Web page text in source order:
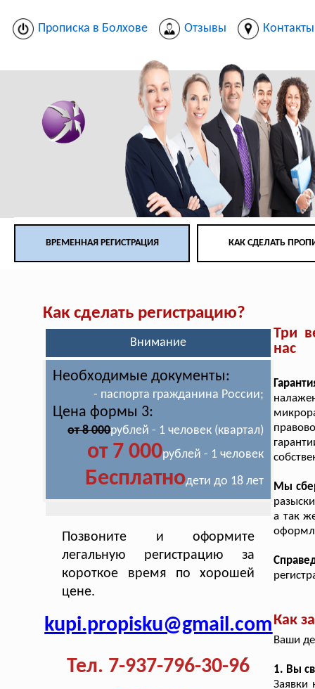
Прописка в Болхове Отзывы Контакты
ВРЕМЕННАЯ РЕГИСТРАЦИЯ КАК СДЕЛАТЬ
Как сделать регистрацию?
Внимание
Необходимые документы:
- паспорта гражданина России;
Цена формы 3:
от 8 000рублей - 1 человек (квартал)
от 7 000рублей - 1 человек
Бесплатнодети до 18 лет
Позвоните и оформите
легальную регистрацию за
короткое время по хорошей
цене.
kupi.propisku@gmail.com
Тел. 7-937-796-30-96
Три
нас
Мы
а так
Как
Ваши
1. Вы
Заявки